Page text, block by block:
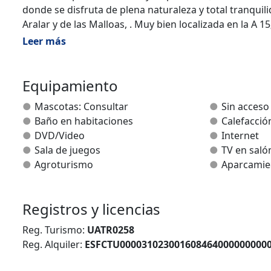
donde se disfruta de plena naturaleza y total
Aralar y de las Malloas, . Muy bien localizada en la A
que sea cómoda y confortable con vistas a las
Rehabilitada en 2012, Katxenea es la casa rural con
Plazaola. Puede albergar hasta 12 personas: 6 en
hace perfecta para visitar en familia o con amigos.
emana tranquilidad.
Consta de 4 habitaciones dobles, todas ellas con
Leer más
Equipamiento
Mascotas: Consultar Sin
Baño en habitaciones
DVD/Video
Internet
Sala de juegos
TV en
Agroturismo
Registros y licencias
Reg. Turismo: UATR0258
Reg. Alquiler: